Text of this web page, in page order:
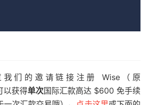
我们的邀请链接注册 Wise（原
以获得单次国际汇款高达 $600 免手续